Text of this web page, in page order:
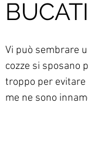
Vi può sembrare
cozze si sposano
troppo per evitare
me ne sono